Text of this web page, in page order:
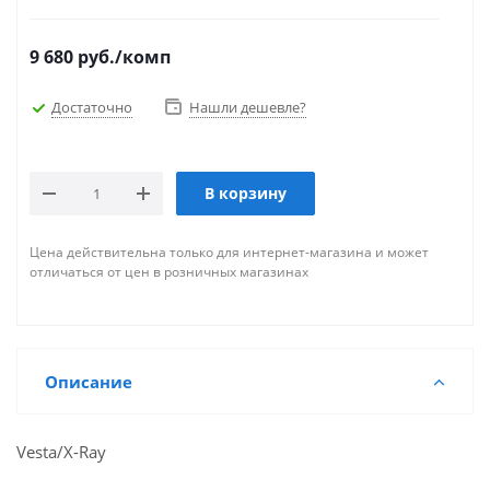
9 680 руб./комп
Достаточно Нашли дешевле?
В корзину
Цена действительна только для интернет-магазина и может
отличаться от цен в розничных магазинах
Описание
Vesta/X-Ray